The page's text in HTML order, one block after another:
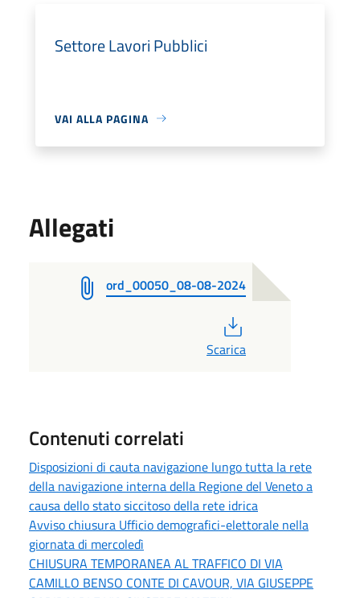
Settore Lavori Pubblici
VAI ALLA PAGINA
Allegati
ord_00050_08-08-2024
Scarica
Contenuti correlati
Disposizioni di cauta navigazione lungo tutta la rete
della navigazione interna della Regione del Veneto a
causa dello stato siccitoso della rete idrica
Avviso chiusura Ufficio demografici-elettorale nella
giornata di mercoledì
CHIUSURA TEMPORANEA AL TRAFFICO DI VIA
CAMILLO BENSO CONTE DI CAVOUR, VIA GIUSEPPE